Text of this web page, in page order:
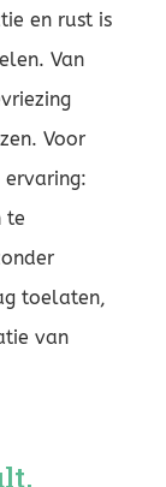
en rust is
Van
Voor
te
toelaten,
van